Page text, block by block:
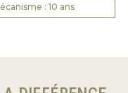
: 10 ans